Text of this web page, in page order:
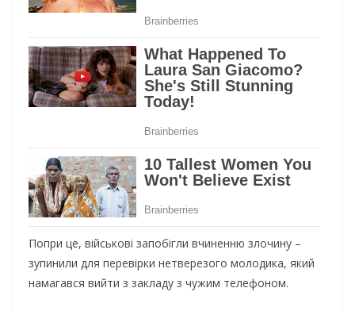
Попри це, військові запобігли вчиненню злочину –
зупинили для перевірки нетверезого молодика, який
намагався вийти з закладу з чужим телефоном.